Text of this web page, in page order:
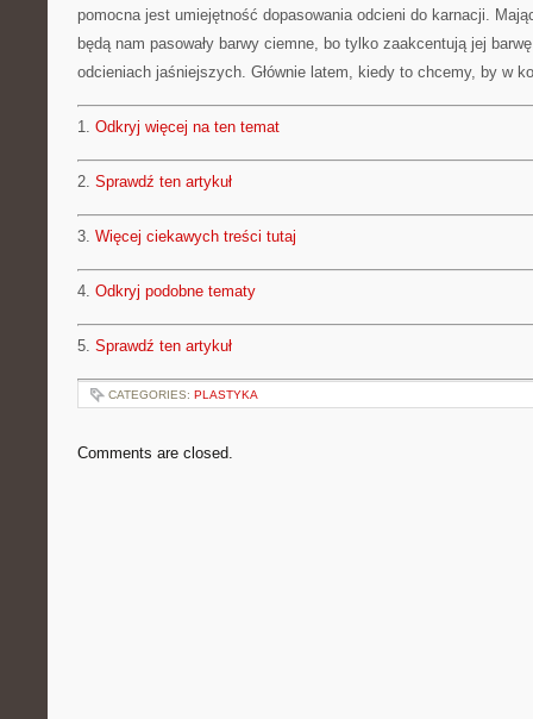
pomocna jest umiejętność dopasowania odcieni do karnacji.
będą nam pasowały barwy ciemne, bo tylko zaakcentują jej
odcieniach jaśniejszych. Głównie latem, kiedy to chcemy, by w
1. Odkryj więcej na ten temat
2. Sprawdź ten artykuł
3. Więcej ciekawych treści tutaj
4. Odkryj podobne tematy
5. Sprawdź ten artykuł
CATEGORIES: PLASTYKA
Comments are closed.